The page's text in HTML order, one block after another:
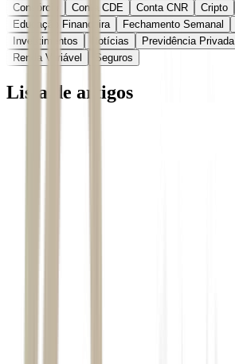
Consórcio
Conta CDE Conta CNR Cripto
Educação Financeira
Fechamento Semanal
Investimentos
Notícias Previdência Privada
Renda Variável
Seguros
Lista de artigos